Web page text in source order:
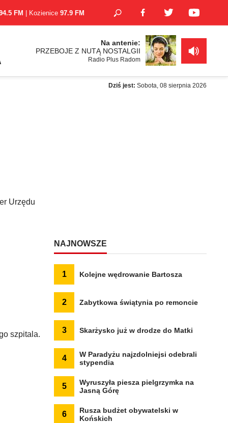
FM | Kozienice 97.9 FM
Na antenie:
PRZEBOJE Z NUTĄ NOSTALGII
Radio Plus Radom
Dziś jest: Sobota, 08 sierpnia 2026
Urzędu
szpitala.
NAJNOWSZE
1 Kolejne wędrowanie Bartosza
2 Zabytkowa świątynia po remoncie
3 Skarżysko już w drodze do Matki
4
W Paradyżu najzdolniejsi odebrali
stypendia
5
Wyruszyła piesza pielgrzymka na
Jasną Górę
6
Rusza budżet obywatelski w
Końskich